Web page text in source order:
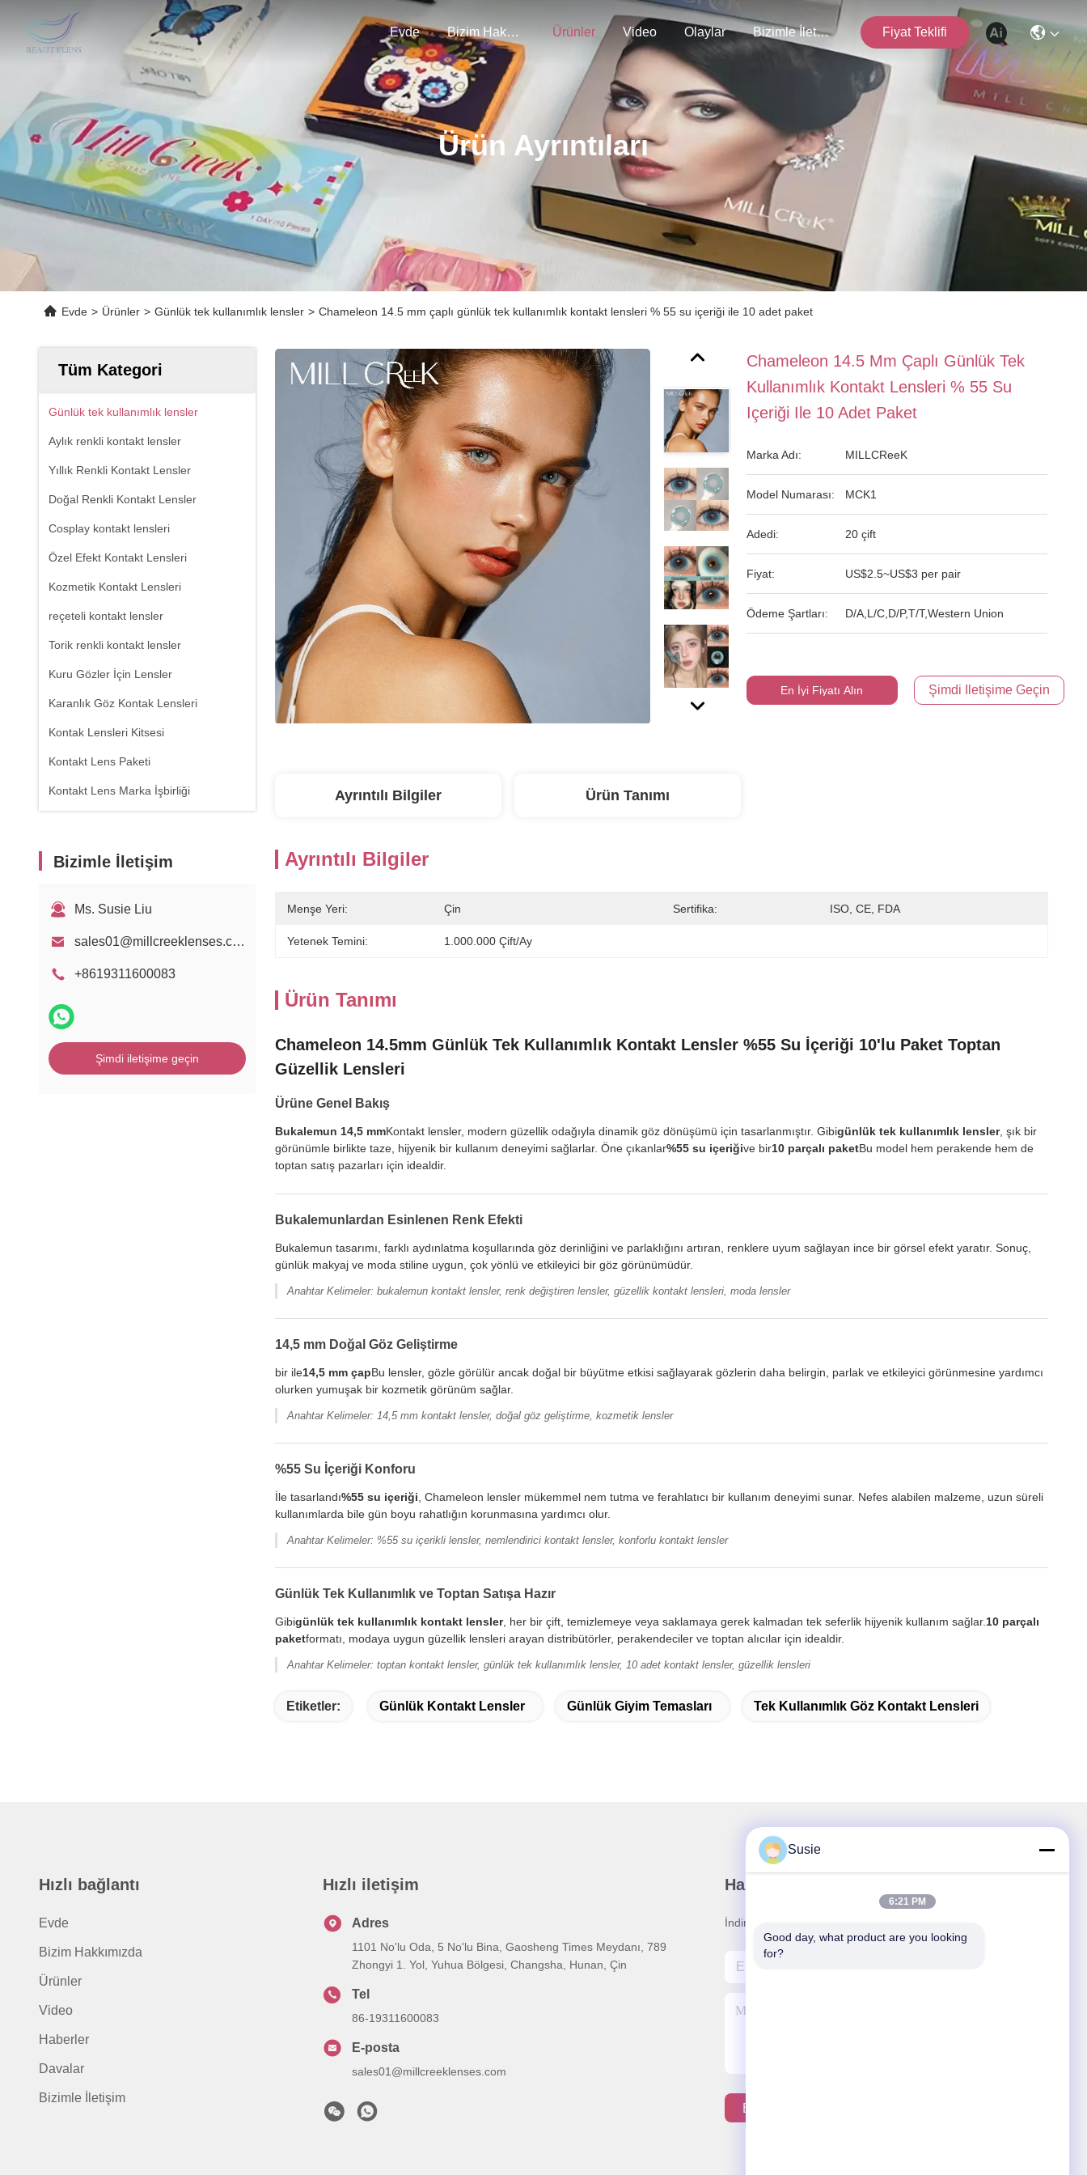
Evde Bizim Hakkımızda Ürünler Video Olaylar Bizimle İletişim Fiyat Teklifi
Ürün Ayrıntıları
Evde > Ürünler > Günlük tek kullanımlık lensler > Chameleon 14.5 mm çaplı günlük tek kullanımlık kontakt lensleri % 55 su içeriği ile 10 adet paket
Tüm Kategori
Günlük tek kullanımlık lensler
Aylık renkli kontakt lensler
Yıllık Renkli Kontakt Lensler
Doğal Renkli Kontakt Lensler
Cosplay kontakt lensleri
Özel Efekt Kontakt Lensleri
Kozmetik Kontakt Lensleri
reçeteli kontakt lensler
Torik renkli kontakt lensler
Kuru Gözler İçin Lensler
Karanlık Göz Kontak Lensleri
Kontak Lensleri Kitsesi
Kontakt Lens Paketi
Kontakt Lens Marka İşbirliği
Bizimle İletişim
Ms. Susie Liu
sales01@millcreeklenses.com
+8619311600083
Şimdi iletişime geçin
Chameleon 14.5 Mm Çaplı Günlük Tek
Kullanımlık Kontakt Lensleri % 55 Su
Içeriği Ile 10 Adet Paket
Marka Adı: MILLCReeK
Model Numarası: MCK1
Adedi: 20 çift
Fiyat: US$2.5~US$3 per pair
Ödeme Şartları: D/A,L/C,D/P,T/T,Western Union
En İyi Fiyatı Alın Şimdi Iletişime Geçin
Ayrıntılı Bilgiler Ürün Tanımı
Ayrıntılı Bilgiler
Menşe Yeri: Çin Sertifika: ISO, CE, FDA
Yetenek Temini: 1.000.000 Çift/ay
Ürün Tanımı
Chameleon 14.5mm Günlük Tek Kullanımlık Kontakt Lensler %55 Su İçeriği 10'lu Paket Toptan
Güzellik Lensleri
Ürüne Genel Bakış
Bukalemun 14,5 mmKontakt lensler, modern güzellik odağıyla dinamik göz dönüşümü için tasarlanmıştır. Gibigünlük tek kullanımlık lensler, şık bir
görünümle birlikte taze, hijyenik bir kullanım deneyimi sağlarlar. Öne çıkanlar%55 su içeriğive bir10 parçalı paketBu model hem perakende hem de
toptan satış pazarları için idealdir.
Bukalemunlardan Esinlenen Renk Efekti
Bukalemun tasarımı, farklı aydınlatma koşullarında göz derinliğini ve parlaklığını artıran, renklere uyum sağlayan ince bir görsel efekt yaratır. Sonuç,
günlük makyaj ve moda stiline uygun, çok yönlü ve etkileyici bir göz görünümüdür.
Anahtar Kelimeler: bukalemun kontakt lensler, renk değiştiren lensler, güzellik kontakt lensleri, moda lensler
14,5 mm Doğal Göz Geliştirme
bir ile14,5 mm çapBu lensler, gözle görülür ancak doğal bir büyütme etkisi sağlayarak gözlerin daha belirgin, parlak ve etkileyici görünmesine yardımcı
olurken yumuşak bir kozmetik görünüm sağlar.
Anahtar Kelimeler: 14,5 mm kontakt lensler, doğal göz geliştirme, kozmetik lensler
%55 Su İçeriği Konforu
İle tasarlandı%55 su içeriği , Chameleon lensler mükemmel nem tutma ve ferahlatıcı bir kullanım deneyimi sunar. Nefes alabilen malzeme, uzun süreli
kullanımlarda bile gün boyu rahatlığın korunmasına yardımcı olur.
Anahtar Kelimeler: %55 su içerikli lensler, nemlendirici kontakt lensler, konforlu kontakt lensler
Günlük Tek Kullanımlık ve Toptan Satışa Hazır
Gibigünlük tek kullanımlık kontakt lensler, her bir çift, temizlemeye veya saklamaya gerek kalmadan tek seferlik hijyenik kullanım sağlar. 10 parçalı
paketformatı, modaya uygun güzellik lensleri arayan distribütörler, perakendeciler ve toptan alıcılar için idealdir.
Anahtar Kelimeler: toptan kontakt lensler, günlük tek kullanımlık lensler, 10 adet kontakt lensler, güzellik lensleri
Etiketler: Günlük Kontakt Lensler Günlük Giyim Temasları Tek Kullanımlık Göz Kontakt Lensleri
Hızlı bağlantı
Evde
Bizim Hakkımızda
Ürünler
Video
Haberler
Davalar
Bizimle İletişim
Hızlı iletişim
Adres
1101 No'lu Oda, 5 No'lu Bina, Gaosheng Times Meydanı, 789
Zhongyi 1. Yol, Yuhua Bölgesi, Changsha, Hunan, Çin
Tel
86-19311600083
E-posta
sales01@millcreeklenses.com
Haber Bültenimiz
İndirimler ve daha fazlası için bültenimize abone olun.
Bizimle İletişim
Susie
6:21 PM
Good day, what product are you looking
for?